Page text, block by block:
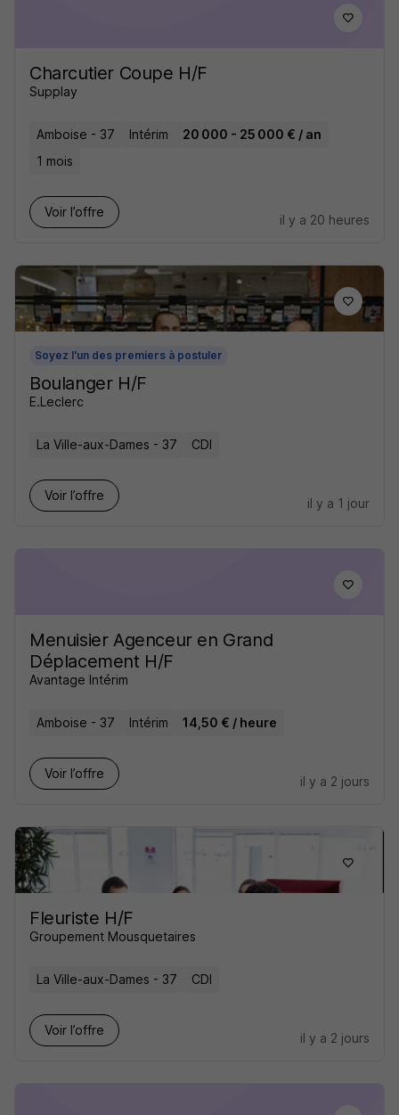
Charcutier Coupe H/F
Supplay
Amboise - 37 Intérim
20 000 - 25 000 € / an
1 mois
Voir l’offre
il y a 20 heures
Soyez l'un des premiers à postuler
Boulanger H/F
E.Leclerc
La Ville-aux-Dames - 37 CDI
Voir l’offre
il y a 1 jour
Menuisier Agenceur en Grand
Déplacement H/F
Avantage Intérim
Amboise - 37 Intérim 14,50 € / heure
Voir l’offre
il y a 2 jours
Fleuriste H/F
Groupement Mousquetaires
La Ville-aux-Dames - 37 CDI
Voir l’offre
il y a 2 jours